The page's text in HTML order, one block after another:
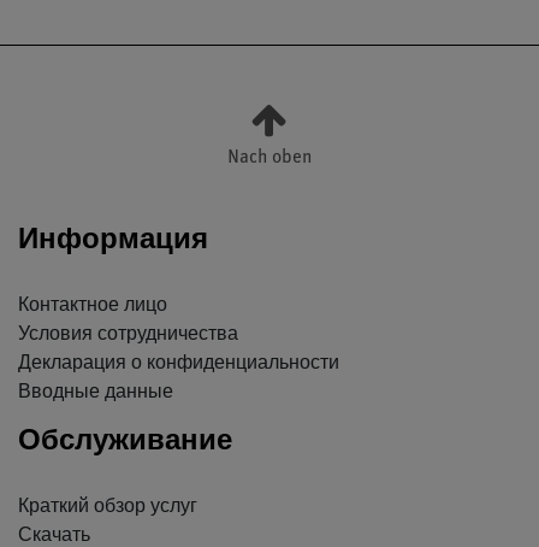
Nach oben
Информация
Контактное лицо
Условия сотрудничества
Декларация о конфиденциальности
Вводные данные
Обслуживание
Краткий обзор услуг
Скачать